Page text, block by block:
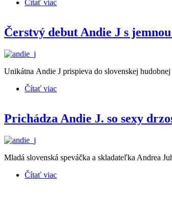
Čítať viac
Čerstvý debut Andie J s
Unikátna Andie J prispieva do slovenskej
Čítať viac
Prichádza Andie J. so sexy
Mladá slovenská speváčka a skladateľka Andrea
Čítať viac